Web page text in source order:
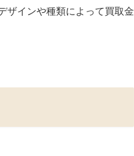
ザインや種類によって買取金